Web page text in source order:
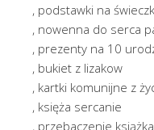
, podstawki na
, nowenna do serca
, prezenty na 10
, bukiet z lizakow
, kartki komunijne z
, księża sercanie
, przebaczenie książka